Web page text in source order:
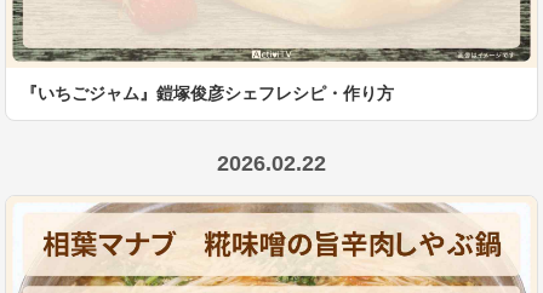
『いちごジャム』鎧塚俊彦シェフレシピ・作り方
2026.02.22